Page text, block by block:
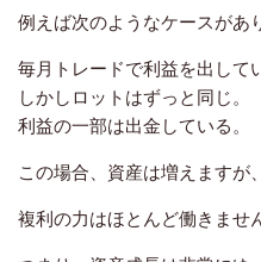
例えば次のようなケースがあ
毎月トレードで利益を出して
しかしロットはずっと同じ。
利益の一部は出金している。
この場合、資産は増えますが、
複利の力はほとんど働きませ